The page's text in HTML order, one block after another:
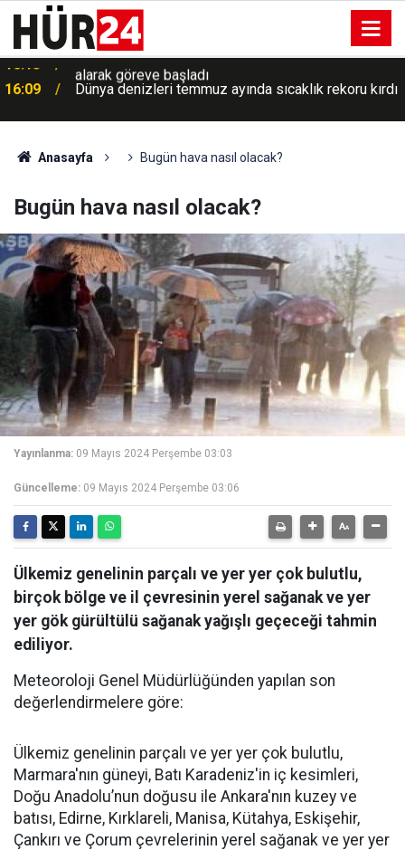
16:09 Dünya denizleri temmuz ayında sıcaklık rekoru kırdı
Anasayfa Bugün hava nasıl olacak?
Bugün hava nasıl olacak?
Yayınlanma: 09 Mayıs 2024 Perşembe 03:03
Güncelleme: 09 Mayıs 2024 Perşembe 03:06
Ülkemiz genelinin parçalı ve yer yer çok bulutlu,
birçok bölge ve il çevresinin yerel sağanak ve yer
yer gök gürültülü sağanak yağışlı geçeceği tahmin
ediliyor.
Meteoroloji Genel Müdürlüğünden yapılan son
değerlendirmelere göre:
Ülkemiz genelinin parçalı ve yer yer çok bulutlu,
Marmara'nın güneyi, Batı Karadeniz'in iç kesimleri,
Doğu Anadolu’nun doğusu ile Ankara'nın kuzey ve
batısı, Edirne, Kırklareli, Manisa, Kütahya, Eskişehir,
Çankırı ve Çorum çevrelerinin yerel sağanak ve yer yer